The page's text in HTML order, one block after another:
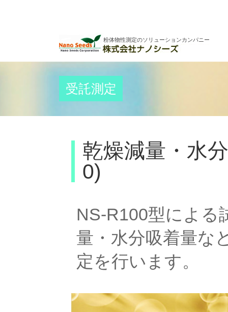
粉体物性測定のソリューションカンパニー
受託測定
乾燥減量・水
0)
NS-R100型による
量・水分吸着量な
定を行います。